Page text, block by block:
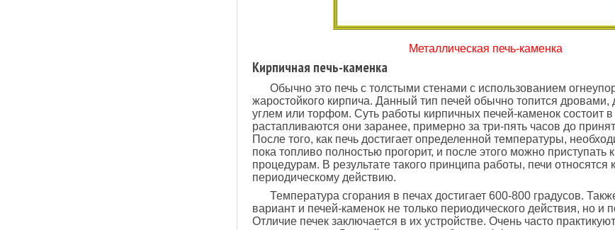
Металлическая печь-каменка
Кирпичная печь-каменка
Обычно это печь с толстыми стенами с использованием
жаростойкого кирпича. Данный тип печей обычно топится
углем или торфом. Суть работы кирпичных печей-каменок состоит в
растапливаются они заранее, примерно за три-пять часов до
После того, как печь достигает определенной температуры,
пока топливо полностью прогорит, и после этого можно приступать
процедурам. В результате такого принципа работы, печи относятся к
периодическому действию.
Температура сгорания в печах достигает 600-800 градусов.
вариант и печей-каменок не только периодического действия, но и
Отличие печек заключается в их устройстве. Очень часто